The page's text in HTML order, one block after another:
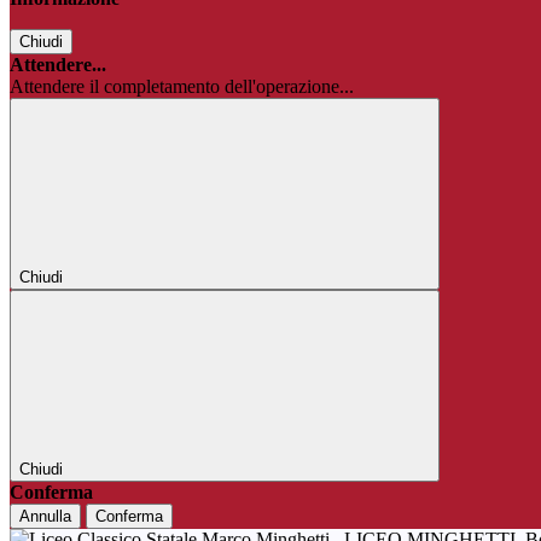
Chiudi
Attendere...
Attendere il completamento dell'operazione...
Chiudi
Chiudi
Conferma
Annulla Conferma